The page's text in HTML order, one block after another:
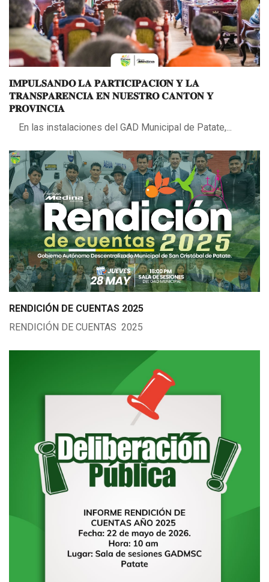
𝐈𝐌𝐏𝐔𝐋𝐒𝐀𝐍𝐃𝐎 𝐋𝐀 𝐏𝐀𝐑𝐓𝐈𝐂𝐈𝐏𝐀𝐂𝐈𝐎́𝐍 𝐘 𝐋𝐀
𝐓𝐑𝐀𝐍𝐒𝐏𝐀𝐑𝐄𝐍𝐂𝐈𝐀 𝐄𝐍 𝐍𝐔𝐄𝐒𝐓𝐑𝐎 𝐂𝐀𝐍𝐓𝐎𝐍 𝐘
𝐏𝐑𝐎𝐕𝐈𝐍𝐂𝐈𝐀
En las instalaciones del GAD Municipal de Patate,...
RENDICIÓN DE CUENTAS 2025
RENDICIÓN DE CUENTAS 2025